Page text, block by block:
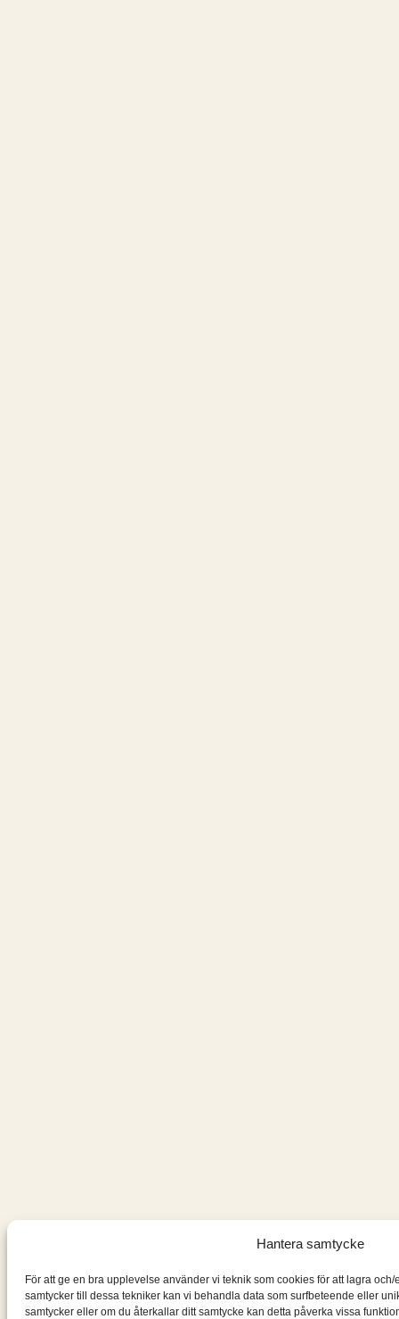
Hantera samtycke
För att ge en bra upplevelse använder vi teknik som cookies för att lagra
samtycker till dessa tekniker kan vi behandla data som surfbeteende eller
samtycker eller om du återkallar ditt samtycke kan detta påverka vissa